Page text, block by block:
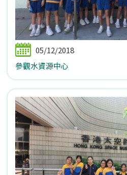
05/12/2018
參觀水資源中心